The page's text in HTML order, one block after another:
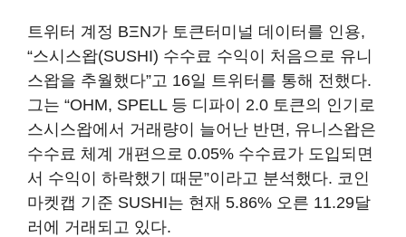
트위터 계정 BΞN가 토큰터미널 데이터를 인용,
“스시스왑(SUSHI) 수수료 수익이 처음으로 유니
스왑을 추월했다”고 16일 트위터를 통해 전했다.
그는 “OHM, SPELL 등 디파이 2.0 토큰의 인기로
스시스왑에서 거래량이 늘어난 반면, 유니스왑은
수수료 체계 개편으로 0.05% 수수료가 도입되면
서 수익이 하락했기 때문”이라고 분석했다. 코인
마켓캡 기준 SUSHI는 현재 5.86% 오른 11.29달
러에 거래되고 있다.